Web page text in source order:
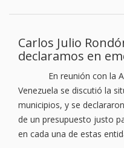
Carlos Julio
declaramos en
En reunión con la
Venezuela se discutió la
municipios, y se
de un presupuesto justo
en cada una de estas